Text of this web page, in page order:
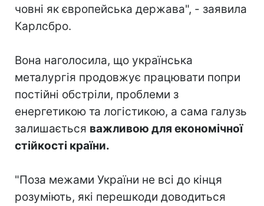
човні як європейська держава", - заявила
Карлсбро.
Вона наголосила, що українська
металургія продовжує працювати попри
постійні обстріли, проблеми з
енергетикою та логістикою, а сама галузь
залишається важливою для економічної
стійкості країни.
"Поза межами України не всі до кінця
розуміють, які перешкоди доводиться